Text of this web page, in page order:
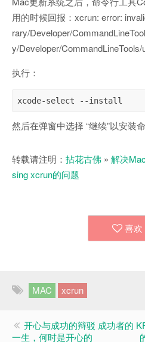
用的时候回报：xcrun: error:
rary/Developer/
y/Developer/CommandLineTools/
执行：
xcode-select --install
然后在弹窗中选择 “继续”以安装
转载请注明： 拈花古佛 » 解决
sing xcrun的问题
喜欢
MAC xcrun
开心与成功的辩驳 成功者的
一生，何时是开心的